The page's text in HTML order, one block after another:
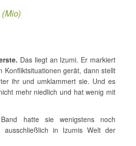
Das liegt an Izumi. Er markiert
Konfliktsituationen gerät, dann stellt
ihr und umklammert sie. Und es
mehr niedlich und hat wenig mit
hatte sie wenigstens noch
in Izumis Welt der